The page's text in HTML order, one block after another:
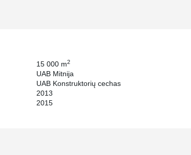
15 000 m2
UAB Mitnija
UAB Konstruktorių cechas
2013
2015